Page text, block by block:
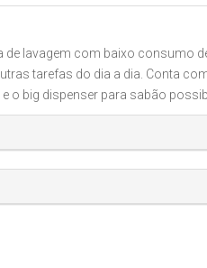
de lavagem com baixo
tarefas do dia a dia. Conta
o big dispenser para sabão